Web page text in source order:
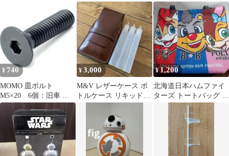
ーズ ボウリングボール
スペアボール
スケールフィギュア
#BB-8(プライズ)
¥ 740
MOMO 皿ボルト
M5×20 6個：旧車 昭
和 当時物 FET モモ ナ
ルディ
¥3,000
M&V レザーケース ボ
トルケース リキッドケ
¥1,200
北海道日本ハムファイ
ターズ トートバッグ フ
レップ B☆B ポリー 非